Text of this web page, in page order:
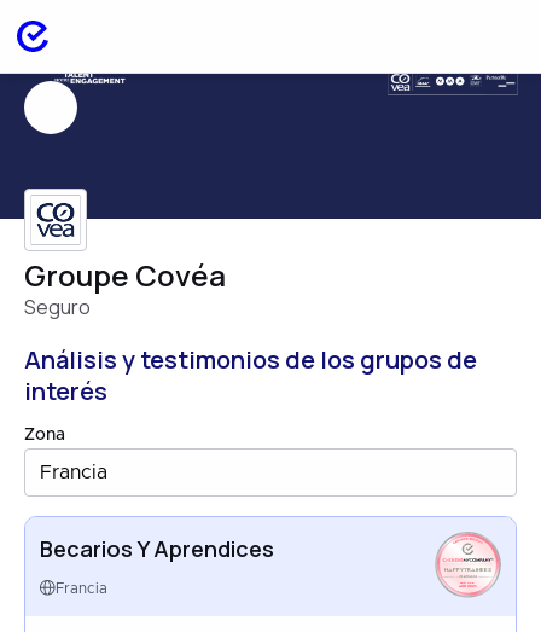
Groupe Covéa
Seguro
Análisis y testimonios de los grupos de
interés
Zona
Francia
Becarios Y Aprendices
Francia
HAPPYTRAINEES
FRANCE
AUG 2025